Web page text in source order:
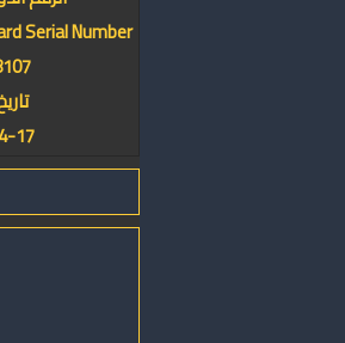
Serial Number
17